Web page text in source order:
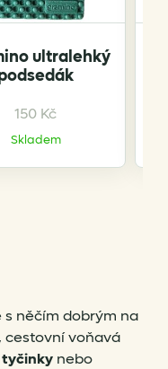
ultralehký
150 Kč
Skladem
něčím dobrým na
cestovní voňavá
nebo